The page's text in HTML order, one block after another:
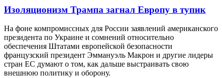
Изоляционизм Трампа загнал Европу в тупик
На фоне компромиссных для России заявлений американского
президента по Украине и сомнений относительно
обеспечения Штатами европейской безопасности
французский президент Эммануэль Макрон и другие лидеры
стран ЕС думают о том, как дальше выстраивать свою
внешнюю политику и оборону.